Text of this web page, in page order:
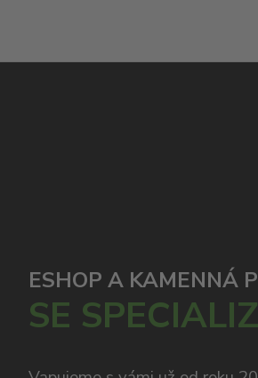
ESHOP A KAMENNÁ
SE